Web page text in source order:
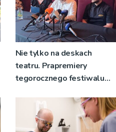
Nie tylko na deskach
teatru. Prapremiery
tegorocznego festiwalu
niecodziennych
okolicznościach